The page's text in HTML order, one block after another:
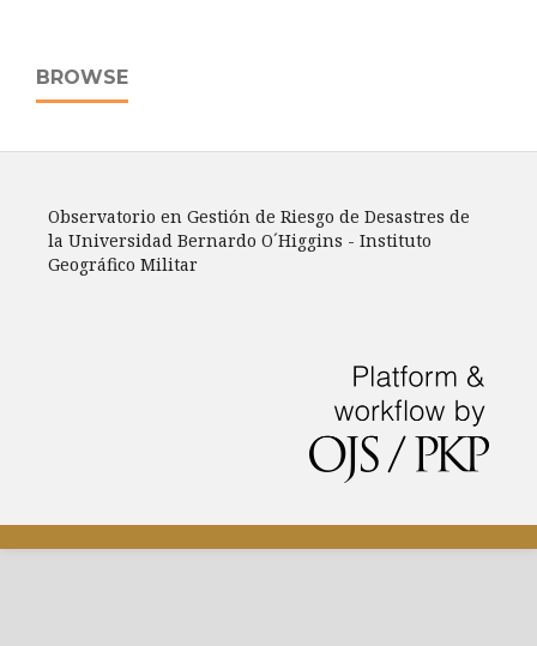
BROWSE
Observatorio en Gestión de Riesgo de Desastres de
la Universidad Bernardo O´Higgins - Instituto
Geográfico Militar